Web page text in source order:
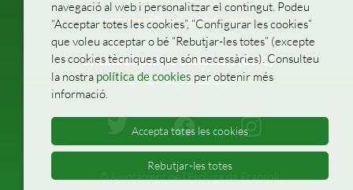
ajuntament@esplugadefrancoli.cat
Oficina d’Atenció Ciutadana (OAC)
C/ Torres Jordi, 16
© Ajuntament de l'Espluga de Francolí
navegació al web i personalitzar el contingut. Podeu
“Acceptar totes les cookies”, “Configurar les cookies”
que voleu acceptar o bé “Rebutjar-les totes” (excepte
les cookies tècniques que són necessàries). Consulteu
la nostra política de cookies per obtenir més
informació.
Accepta totes les cookies
Rebutjar-les totes